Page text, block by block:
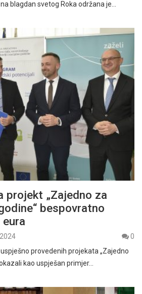
na blagdan svetog Roka održana je…
projekt „Zajedno za
bespovratno
0
provedenih projekata „Zajedno
kao uspješan primjer…